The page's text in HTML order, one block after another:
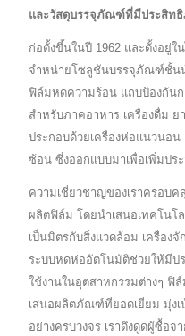
และวัสดุบรรจุภัณฑ์ที่มีประสิทธิ
ก่อตั้งขึ้นในปี 1962 และตั้งอยู่ใ
จำหน่ายโซลูชันบรรจุภัณฑ์ชั้น
ฟิล์มหดความร้อน แถบป้องกันก
สำหรับภาคอาหาร เครื่องดื่ม
ประกอบด้วยเครื่องห่อแนวนอน
ซ้อน ซึ่งออกแบบมาเพื่อเพิ่มปร
ความเชี่ยวชาญของเราครอบ
ผลิตฟิล์ม โดยนำเสนอเทคโน
เป็นมิตรกับสิ่งแวดล้อม เครื่อ
ระบบหดห่ออัตโนมัติช่วยให้มีป
ใช้งานในอุตสาหกรรมต่างๆ ฟิ
เสนอผลิตภัณฑ์ที่ยอดเยี่ยม มุ่ง
อย่างครบวงจร เราดึงดูดผู้ซื้อ